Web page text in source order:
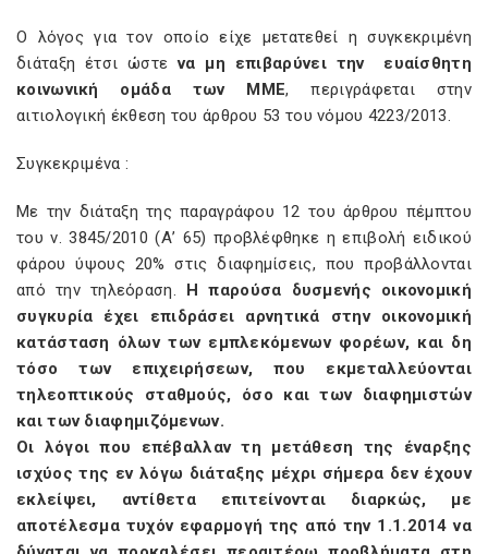
Ο λόγος για τον οποίο είχε μετατεθεί η συγκεκριμένη
διάταξη έτσι ώστενα μη επιβαρύνει την ευαίσθητη
κοινωνική ομάδα των ΜΜΕ, περιγράφεται στην
αιτιολογική έκθεση του άρθρου 53 του νόμου 4223/2013.
Συγκεκριμένα :
Με την διάταξη της παραγράφου 12 του άρθρου πέμπτου
του ν. 3845/2010 (Α’ 65) προβλέφθηκε η επιβολή ειδικού
φάρου ύψους 20% στις διαφημίσεις, που προβάλλονται
από την τηλεόραση. Η παρούσα δυσμενής οικονομική
συγκυρία έχει επιδράσει αρνητικά στην οικονομική
κατάσταση όλων των εμπλεκόμενων φορέων, και δη
τόσο των επιχειρήσεων, που εκμεταλλεύονται
τηλεοπτικούς σταθμούς, όσο και των διαφημιστών
και των διαφημιζόμενων.
Οι λόγοι που επέβαλλαν τη μετάθεση της έναρξης
ισχύος της εν λόγω διάταξης μέχρι σήμερα δεν έχουν
εκλείψει, αντίθετα επιτείνονται διαρκώς, με
αποτέλεσμα τυχόν εφαρμογή της από την 1.1.2014 να